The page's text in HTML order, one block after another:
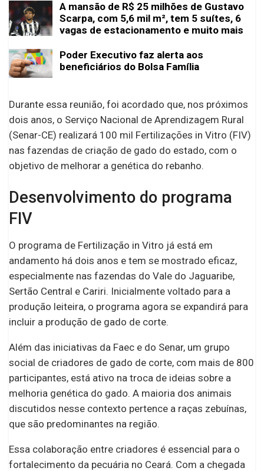
A mansão de R$ 25 milhões de Gustavo
Scarpa, com 5,6 mil m², tem 5 suítes, 6
vagas de estacionamento e muito mais
Poder Executivo faz alerta aos
beneficiários do Bolsa Família
Durante essa reunião, foi acordado que, nos próximos
dois anos, o Serviço Nacional de Aprendizagem Rural
(Senar-CE) realizará 100 mil Fertilizações in Vitro (FIV)
nas fazendas de criação de gado do estado, com o
objetivo de melhorar a genética do rebanho.
Desenvolvimento do programa
FIV
O programa de Fertilização in Vitro já está em
andamento há dois anos e tem se mostrado eficaz,
especialmente nas fazendas do Vale do Jaguaribe,
Sertão Central e Cariri. Inicialmente voltado para a
produção leiteira, o programa agora se expandirá para
incluir a produção de gado de corte.
Além das iniciativas da Faec e do Senar, um grupo
social de criadores de gado de corte, com mais de 800
participantes, está ativo na troca de ideias sobre a
melhoria genética do gado. A maioria dos animais
discutidos nesse contexto pertence a raças zebuínas,
que são predominantes na região.
Essa colaboração entre criadores é essencial para o
fortalecimento da pecuária no Ceará. Com a chegada